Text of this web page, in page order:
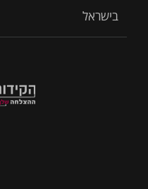
בישראל